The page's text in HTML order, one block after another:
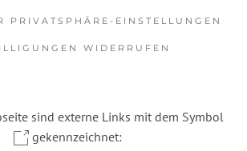
PRIVATSPHÄRE-EINSTELLUNGEN
WIDERRUFEN
sind externe Links mit dem Symbol
gekennzeichnet: